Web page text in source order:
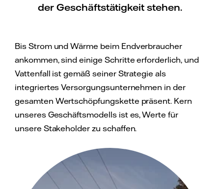
der Geschäftstätigkeit stehen.
Bis Strom und Wärme beim Endverbraucher
ankommen, sind einige Schritte erforderlich, und
Vattenfall ist gemäß seiner Strategie als
integriertes Versorgungsunternehmen in der
gesamten Wertschöpfungskette präsent. Kern
unseres Geschäftsmodells ist es, Werte für
unsere Stakeholder zu schaffen.